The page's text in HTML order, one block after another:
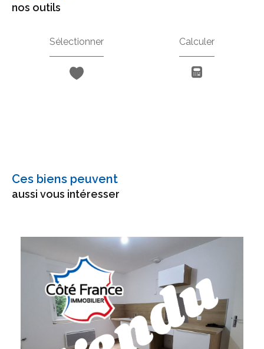
nos outils
Sélectionner Calculer
Ces biens peuvent
aussi vous intéresser